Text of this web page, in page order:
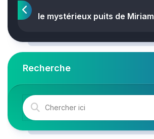
le mystérieux puits de Miriam
Recherche